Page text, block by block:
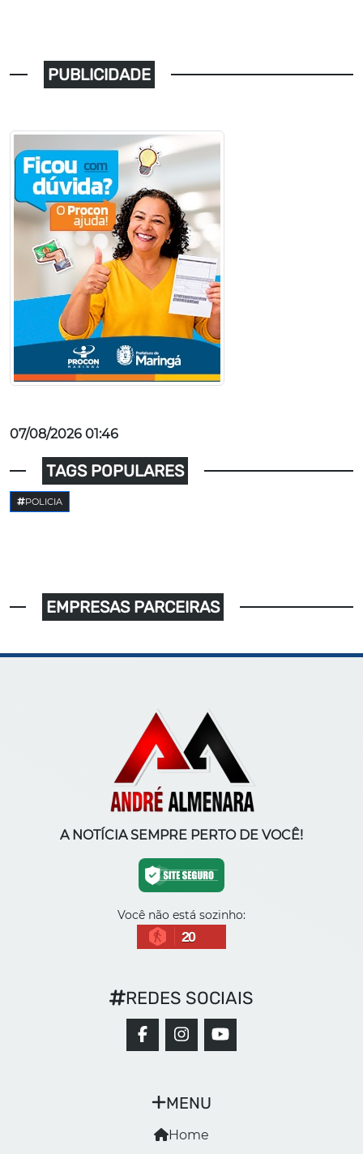
PUBLICIDADE
07/08/2026 01:46
TAGS POPULARES
POLICIA
EMPRESAS PARCEIRAS
A NOTÍCIA SEMPRE PERTO DE VOCÊ!
Você não está sozinho:
20
MENU
Home
REDES SOCIAIS